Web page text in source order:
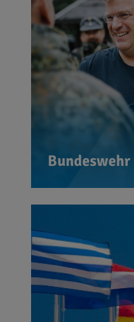
Bundeswehr
Seite der
sind bereit,
Leben
und
unsere
Ein offenes
Herzen.
studiert und